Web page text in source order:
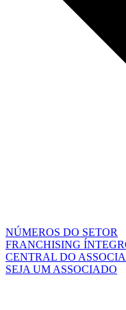
NÚMEROS DO SETOR
FRANCHISING
CENTRAL DO
SEJA UM ASSOCIADO